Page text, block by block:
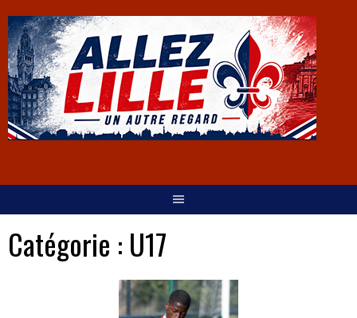
Catégorie : U17